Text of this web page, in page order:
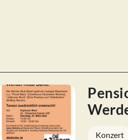
Konzert